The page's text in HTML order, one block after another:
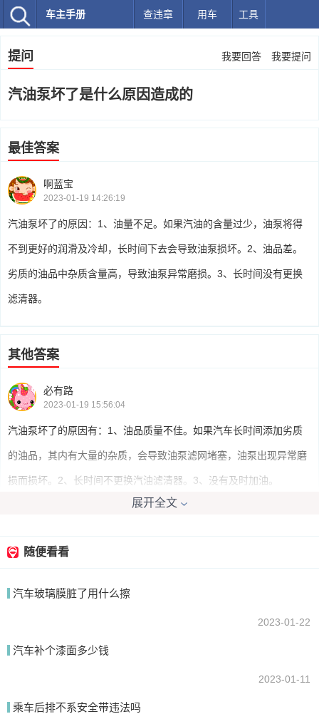
车主手册 查违章 用车 工具
提问 我要回答 我要提问
汽油泵坏了是什么原因造成的
最佳答案
啊蓝宝
2023-01-19 14:26:19
汽油泵坏了的原因：1、油量不足。如果汽油的含量过少，油泵将得
不到更好的润滑及冷却，长时间下去会导致油泵损坏。2、油品差。
劣质的油品中杂质含量高，导致油泵异常磨损。3、长时间没有更换
滤清器。
其他答案
必有路
2023-01-19 15:56:04
汽油泵坏了的原因有：1、油品质量不佳。如果汽车长时间添加劣质
的油品，其内有大量的杂质，会导致油泵滤网堵塞，油泵出现异常磨
损而损坏。2、长时间不更换汽油滤清器。3、没有及时加油。
展开全文
随便看看
汽车玻璃膜脏了用什么擦
2023-01-22
汽车补个漆面多少钱
2023-01-11
乘车后排不系安全带违法吗